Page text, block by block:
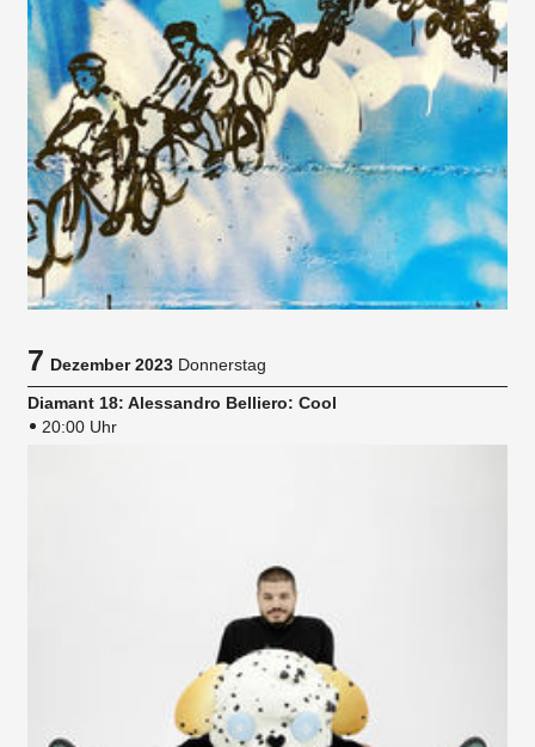
7Dezember 2023 Donnerstag
Diamant 18: Alessandro Belliero: Cool
20:00 Uhr